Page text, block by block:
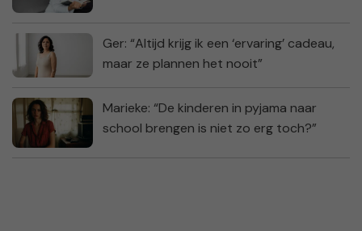
Ger: “Altijd krijg ik een ‘ervaring’ cadeau,
maar ze plannen het nooit”
Marieke: “De kinderen in pyjama naar
school brengen is niet zo erg toch?”